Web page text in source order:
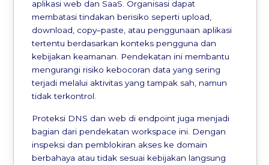
aplikasi web dan SaaS. Organisasi dapat
membatasi tindakan berisiko seperti upload,
download, copy–paste, atau penggunaan aplikasi
tertentu berdasarkan konteks pengguna dan
kebijakan keamanan. Pendekatan ini membantu
mengurangi risiko kebocoran data yang sering
terjadi melalui aktivitas yang tampak sah, namun
tidak terkontrol.
Proteksi DNS dan web di endpoint juga menjadi
bagian dari pendekatan workspace ini. Dengan
inspeksi dan pemblokiran akses ke domain
berbahaya atau tidak sesuai kebijakan langsung